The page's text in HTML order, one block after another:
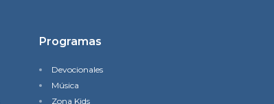
Programas
Devocionales
Música
Zona Kids